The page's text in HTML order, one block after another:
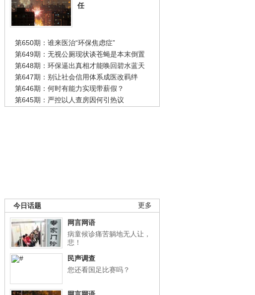
任
第650期：谁来医治“环保焦虑症”
第649期：无视公厕现状谈苍蝇是本末倒置
第648期：环保逼出真相才能唤回碧水蓝天
第647期：别让社会信用体系成医改羁绊
第646期：何时有能力实现带薪假？
第645期：严控以人查房因何引热议
更多
今日话题
网言网语
病童候诊痛苦躺地无人让，
悲！
民声调查
您还看国足比赛吗？